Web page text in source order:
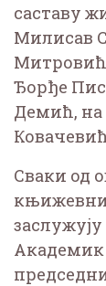
саставу
Милисав
Ђорђе
Демић,
Сваки од
Академик